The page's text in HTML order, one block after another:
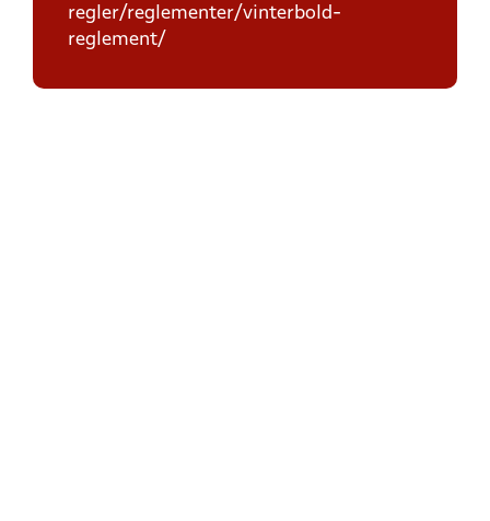
regler/reglementer/vinterbold-
reglement/